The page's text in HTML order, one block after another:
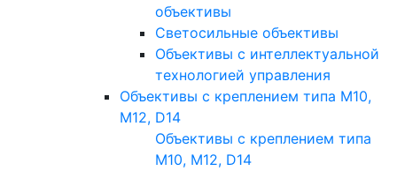
объективы
Светосильные объективы
Объективы с интеллектуальной
технологией управления
Объективы с креплением типа M10,
M12, D14
Объективы с креплением типа
M10, M12, D14